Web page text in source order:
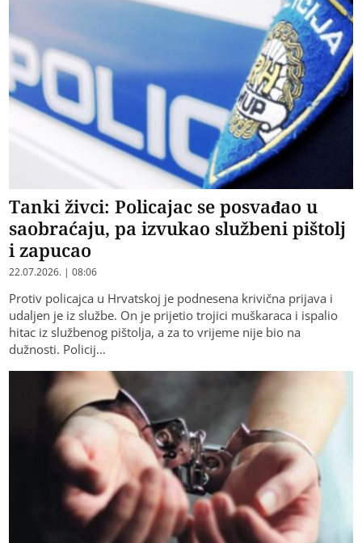
Tanki živci: Policajac se posvađao u
saobraćaju, pa izvukao službeni pištolj
i zapucao
22.07.2026. | 08:06
Protiv policajca u Hrvatskoj je podnesena krivična prijava i
udaljen je iz službe. On je prijetio trojici muškaraca i ispalio
hitac iz službenog pištolja, a za to vrijeme nije bio na
dužnosti. Policij…